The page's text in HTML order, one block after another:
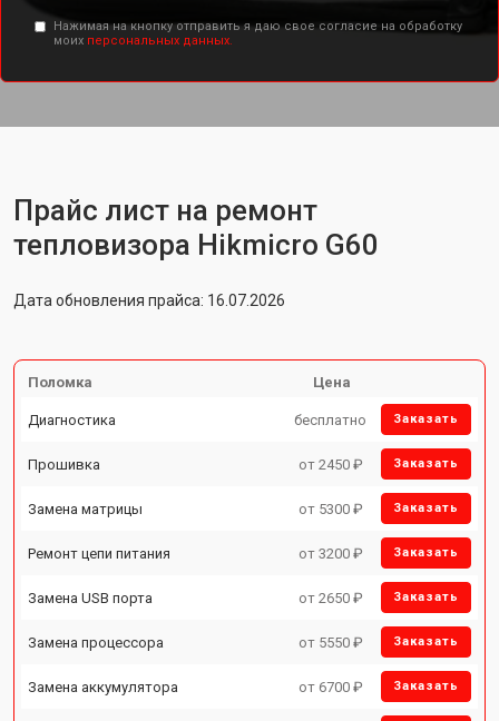
Нажимая на кнопку отправить я даю свое согласие на обработку
моих персональных данных.
Прайс лист на ремонт
тепловизора Hikmicro G60
Дата обновления прайса: 16.07.2026
Поломка Цена
Диагностика бесплатно Заказать
Прошивка от 2450 ₽ Заказать
Замена матрицы от 5300 ₽ Заказать
Ремонт цепи питания от 3200 ₽ Заказать
Замена USB порта от 2650 ₽ Заказать
Замена процессора от 5550 ₽ Заказать
Замена аккумулятора от 6700 ₽ Заказать